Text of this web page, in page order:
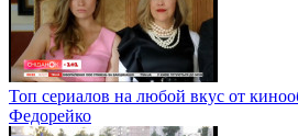
Топ сериалов на любой вкус от
Федорейко